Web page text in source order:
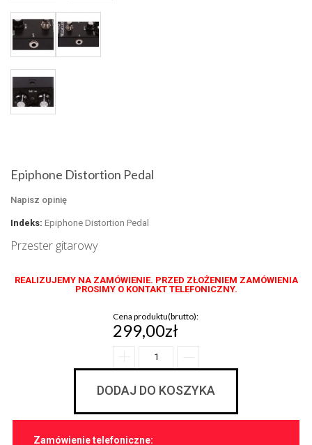
Epiphone Distortion Pedal
Napisz opinię
Indeks: Epiphone Distortion Pedal
Przester gitarowy
REALIZUJEMY NA ZAMÓWIENIE. PRZED ZŁOŻENIEM ZAMÓWIENIA
PROSIMY O KONTAKT TELEFONICZNY.
Cena produktu(brutto):
299,00zł
DODAJ DO KOSZYKA
Zamówienie telefoniczne: